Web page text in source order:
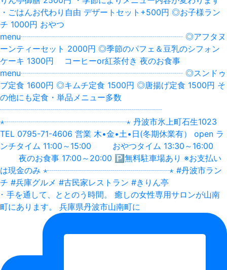
･ 手を通して、ととのう時間。 癒しの女性専用サロンが山南
町にあります。 兵庫県丹波市山南町に